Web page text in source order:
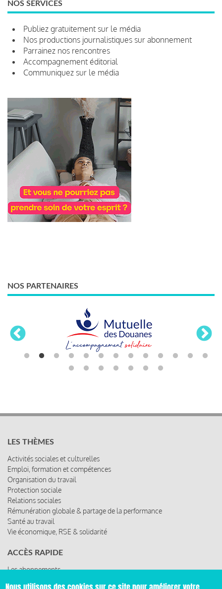
NOS SERVICES
Publiez gratuitement sur le média
Nos productions journalistiques sur abonnement
Parrainez nos rencontres
Accompagnement éditorial
Communiquez sur le média
NOS PARTENAIRES
LES THÈMES
Activités sociales et culturelles
Emploi, formation et compétences
Organisation du travail
Protection sociale
Relations sociales
Rémunération globale & partage de la performance
Santé au travail
Vie économique, RSE & solidarité
ACCÈS RAPIDE
Les abonnements